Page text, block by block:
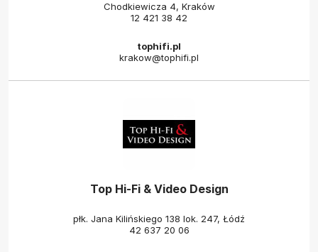
Chodkiewicza 4, Kraków
12 421 38 42
tophifi.pl
krakow@tophifi.pl
Top Hi-Fi & Video Design
płk. Jana Kilińskiego 138 lok. 247, Łódź
42 637 20 06